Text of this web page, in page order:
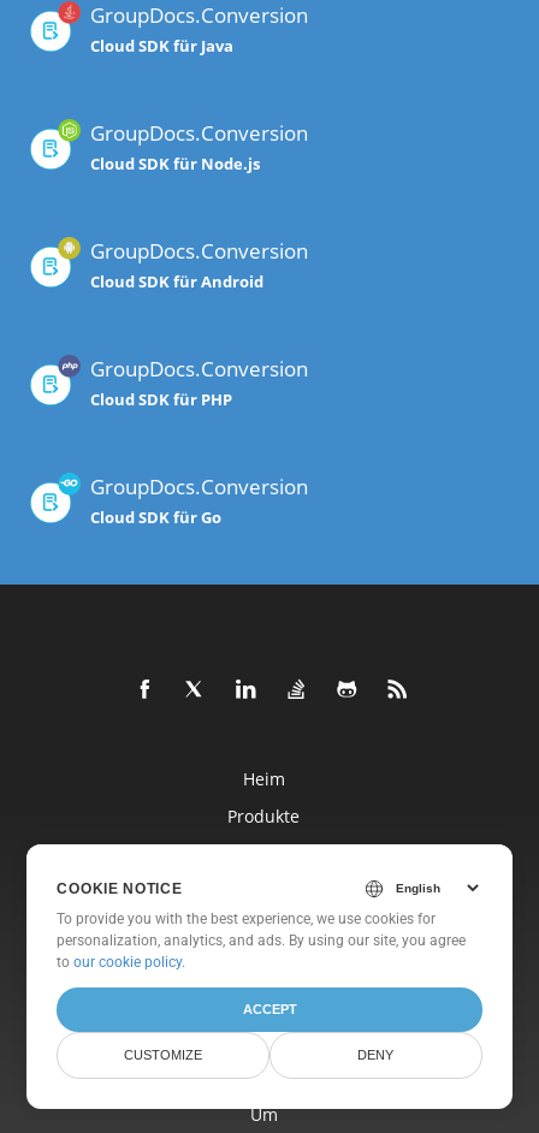
GroupDocs.Conversion
Cloud SDK für Java
GroupDocs.Conversion
Cloud SDK für Node.js
GroupDocs.Conversion
Cloud SDK für Android
GroupDocs.Conversion
Cloud SDK für PHP
GroupDocs.Conversion
Cloud SDK für Go
Heim
Produkte
Dokumente
Freie Unterstützung
Kostenlose Beratung
Blog
Websites
Um
COOKIE NOTICE
To provide you with the best experience, we use cookies for
personalization, analytics, and ads. By using our site, you agree
toour cookie policy.
ACCEPT
CUSTOMIZE DENY